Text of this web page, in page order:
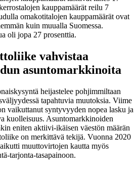
kauppamäärät reilu 7
omakotitalojen kauppamäärät ovat
kuin muualla Suomessa.
oli jopa 27 prosenttia.
vahvistaa
asuntomarkkinoita
heijastelee pohjimmiltaan
tapahtuvia muutoksia. Viime
vaikuttanut syntyvyyden nopea lasku ja
kuolleisuus. Asuntomarkkinoiden
eniten aktiivi-ikäisen väestön määrän
on merkittävä tekijä. Vuonna 2020
muuttovirtojen kautta myös
tarjonta-tasapainoon.